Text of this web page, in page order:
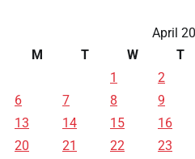
April
M
T W T
1
2
6
7 8 9
13
14 15 16
20
21 22 23